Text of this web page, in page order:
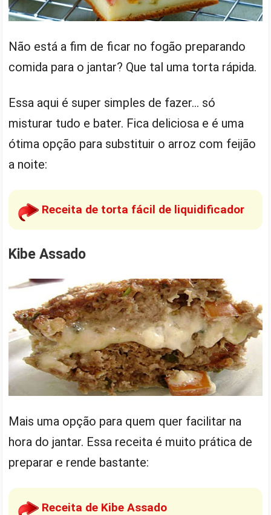
Não está a fim de ficar no fogão preparando
comida para o jantar? Que tal uma torta rápida.
Essa aqui é super simples de fazer… só
misturar tudo e bater. Fica deliciosa e é uma
ótima opção para substituir o arroz com feijão
a noite:
Receita de torta fácil de liquidificador
Kibe Assado
Mais uma opção para quem quer facilitar na
hora do jantar. Essa receita é muito prática de
preparar e rende bastante:
Receita de Kibe Assado